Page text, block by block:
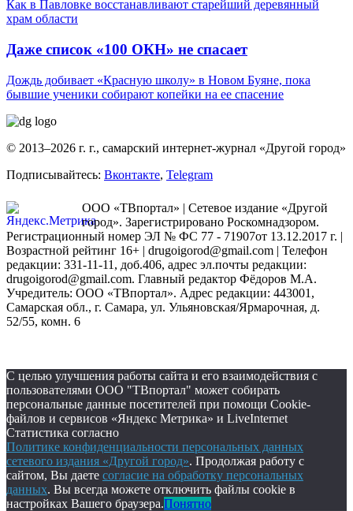
Как в Павловке восстанавливают старейший деревянный
храм области
Даже список «100 ОКН» не спасает
Дождь добивает «Красную школу» в Новом Буяне, пока
бывшие ученики собирают копейки на ее спасение
© 2013–2026 г. г., самарский интернет-журнал «Другой город»
Подписывайтесь: Вконтакте, Telegram
ООО «ТВпортал» | Сетевое издание «Другой
город». Зарегистрировано Роскомнадзором.
Регистрационный номер ЭЛ № ФС 77 - 71907от 13.12.2017 г. |
Возрастной рейтинг 16+ | drugoigorod@gmail.com | Телефон
редакции: 331-11-11, доб.406, адрес эл.почты редакции:
drugoigorod@gmail.com. Главный редактор Фёдоров М.А.
Учредитель: ООО «ТВпортал». Адрес редакции: 443001,
Самарская обл., г. Самара, ул. Ульяновская/Ярмарочная, д.
52/55, комн. 6
С целью улучшения работы сайта и его взаимодействия с
пользователями ООО "ТВпортал" может собирать
персональные данные посетителей при помощи Cookie-
файлов и сервисов «Яндекс Метрика» и LiveInternet
Статистика согласно
Политике конфиденциальности персональных данных
сетевого издания «Другой город». Продолжая работу с
сайтом, Вы даете согласие на обработку персональных
данных. Вы всегда можете отключить файлы cookie в
настройках Вашего браузера.Понятно